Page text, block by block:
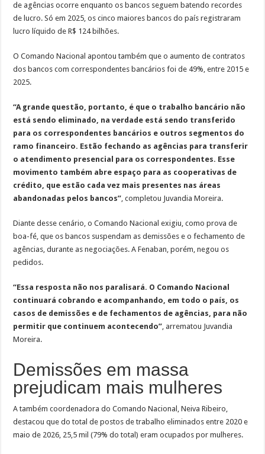
de agências ocorre enquanto os bancos seguem batendo recordes
de lucro. Só em 2025, os cinco maiores bancos do país registraram
lucro líquido de R$ 124 bilhões.
O Comando Nacional apontou também que o aumento de contratos
dos bancos com correspondentes bancários foi de 49%, entre 2015 e
2025.
“A grande questão, portanto, é que o trabalho bancário não
está sendo eliminado, na verdade está sendo transferido
para os correspondentes bancários e outros segmentos do
ramo financeiro. Estão fechando as agências para transferir
o atendimento presencial para os correspondentes. Esse
movimento também abre espaço para as cooperativas de
crédito, que estão cada vez mais presentes nas áreas
abandonadas pelos bancos”, completou Juvandia Moreira.
Diante desse cenário, o Comando Nacional exigiu, como prova de
boa-fé, que os bancos suspendam as demissões e o fechamento de
agências, durante as negociações. A Fenaban, porém, negou os
pedidos.
“Essa resposta não nos paralisará. O Comando Nacional
continuará cobrando e acompanhando, em todo o país, os
casos de demissões e de fechamentos de agências, para não
permitir que continuem acontecendo”, arrematou Juvandia
Moreira.
Demissões em massa
prejudicam mais mulheres
A também coordenadora do Comando Nacional, Neiva Ribeiro,
destacou que do total de postos de trabalho eliminados entre 2020 e
maio de 2026, 25,5 mil (79% do total) eram ocupados por mulheres.